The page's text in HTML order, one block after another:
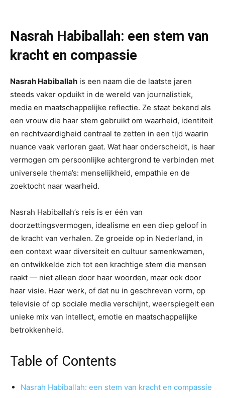
Nasrah Habiballah: een stem van
kracht en compassie
Nasrah Habiballah is een naam die de laatste jaren
steeds vaker opduikt in de wereld van journalistiek,
media en maatschappelijke reflectie. Ze staat bekend als
een vrouw die haar stem gebruikt om waarheid, identiteit
en rechtvaardigheid centraal te zetten in een tijd waarin
nuance vaak verloren gaat. Wat haar onderscheidt, is haar
vermogen om persoonlijke achtergrond te verbinden met
universele thema’s: menselijkheid, empathie en de
zoektocht naar waarheid.
Nasrah Habiballah’s reis is er één van
doorzettingsvermogen, idealisme en een diep geloof in
de kracht van verhalen. Ze groeide op in Nederland, in
een context waar diversiteit en cultuur samenkwamen,
en ontwikkelde zich tot een krachtige stem die mensen
raakt — niet alleen door haar woorden, maar ook door
haar visie. Haar werk, of dat nu in geschreven vorm, op
televisie of op sociale media verschijnt, weerspiegelt een
unieke mix van intellect, emotie en maatschappelijke
betrokkenheid.
Table of Contents
Nasrah Habiballah: een stem van kracht en compassie